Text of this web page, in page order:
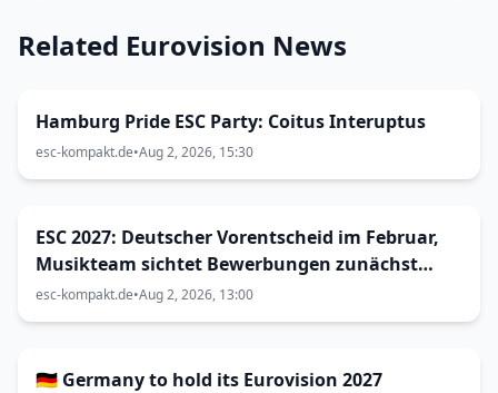
Related Eurovision News
Hamburg Pride ESC Party: Coitus Interuptus
esc-kompakt.de•Aug 2, 2026, 15:30
ESC 2027: Deutscher Vorentscheid im Februar,
Musikteam sichtet Bewerbungen zunächst
alleine
esc-kompakt.de•Aug 2, 2026, 13:00
🇩🇪 Germany to hold its Eurovision 2027